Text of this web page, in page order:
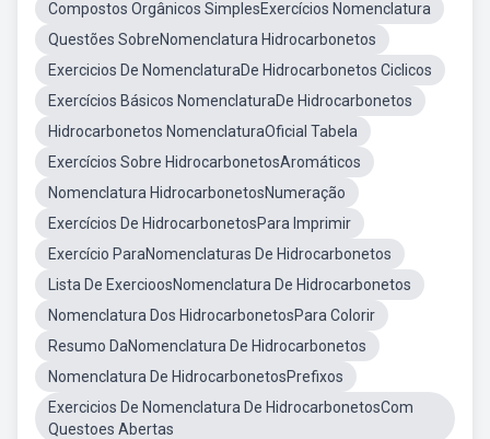
Compostos Orgânicos SimplesExercícios Nomenclatura
Questões SobreNomenclatura Hidrocarbonetos
Exercicios De NomenclaturaDe Hidrocarbonetos Ciclicos
Exercícios Básicos NomenclaturaDe Hidrocarbonetos
Hidrocarbonetos NomenclaturaOficial Tabela
Exercícios Sobre HidrocarbonetosAromáticos
Nomenclatura HidrocarbonetosNumeração
Exercícios De HidrocarbonetosPara Imprimir
Exercício ParaNomenclaturas De Hidrocarbonetos
Lista De ExercioosNomenclatura De Hidrocarbonetos
Nomenclatura Dos HidrocarbonetosPara Colorir
Resumo DaNomenclatura De Hidrocarbonetos
Nomenclatura De HidrocarbonetosPrefixos
Exercicios De Nomenclatura De HidrocarbonetosCom
Questoes Abertas